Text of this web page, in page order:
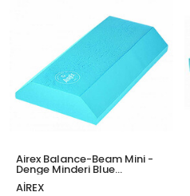
Airex Balance-Beam Mini -
Denge Minderi Blue
240x410x60
AIREX